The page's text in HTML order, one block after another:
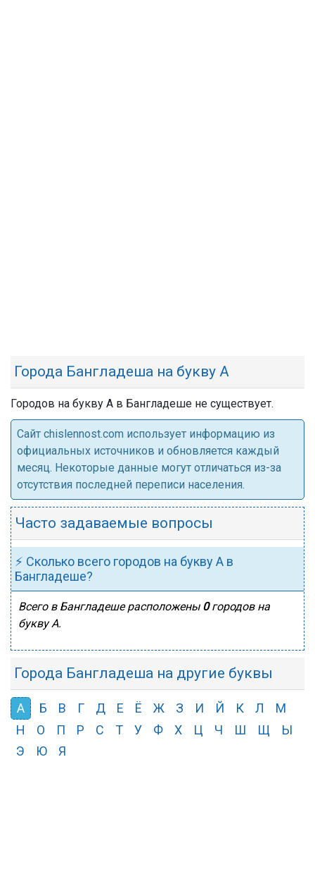
Города Бангладеша на букву А
Городов на букву А в Бангладеше не существует.
Cайт chislennost.com использует информацию из
официальных источников и обновляется каждый
месяц. Некоторые данные могут отличаться из-за
отсутствия последней переписи населения.
Часто задаваемые вопросы
⚡ Сколько всего городов на букву А в
Бангладеше?
Всего в Бангладеше расположены 0городов на
букву А.
Города Бангладеша на другие буквы
А Б В Г Д Е Ё Ж З И Й К Л
М
Н
О П Р С Т У Ф Х Ц Ч Ш Щ
Ы
Э
Ю Я